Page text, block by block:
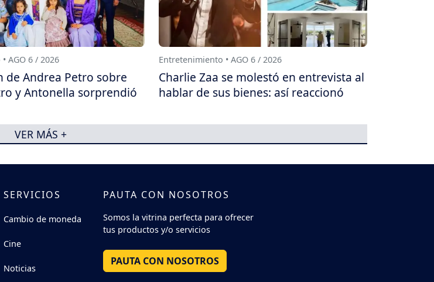
AGO 6 / 2026
de Andrea Petro sobre
y Antonella sorprendió
Entretenimiento • AGO 6 / 2026
Charlie Zaa se molestó en entrevista al
hablar de sus bienes: así reaccionó
VER MÁS +
SERVICIOS
Cambio de moneda
Cine
Noticias
PAUTA CON NOSOTROS
Somos la vitrina perfecta para ofrecer
tus productos y/o servicios
PAUTA CON NOSOTROS